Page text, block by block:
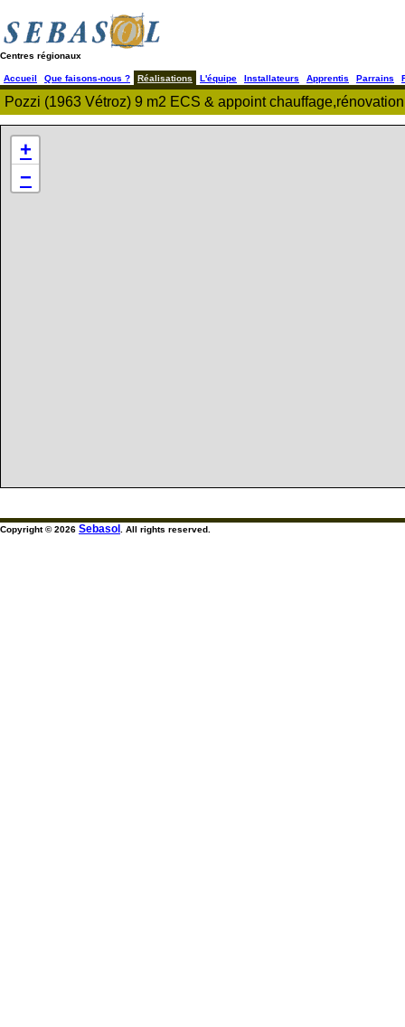
Centres régionaux
Accueil Que faisons-nous ? Réalisations L'équipe Installateurs Apprentis Parrains
Pozzi (1963 Vétroz) 9 m2 ECS & appoint chauffage,rénovation
+
−
Copyright © 2026 Sebasol . All rights reserved.